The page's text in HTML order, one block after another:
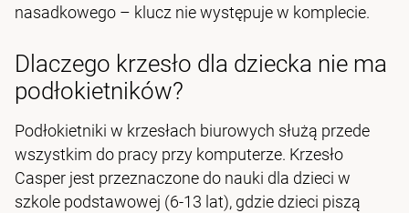
nasadkowego – klucz nie występuje w komplecie.
Dlaczego krzesło dla dziecka nie ma
podłokietników?
Podłokietniki w krzesłach biurowych służą przede
wszystkim do pracy przy komputerze. Krzesło
Casper jest przeznaczone do nauki dla dzieci w
szkole podstawowej (6-13 lat), gdzie dzieci piszą